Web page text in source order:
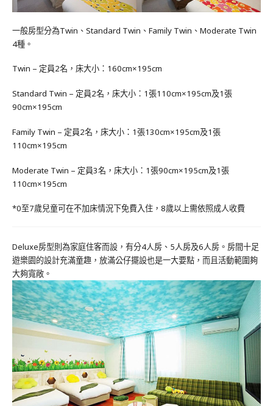
一般房型分為Twin、Standard Twin、Family Twin、Moderate Twin
4種。
Twin – 定員2名，床大小：160cm×195cm
Standard Twin – 定員2名，床大小：1張110cm×195cm及1張
90cm×195cm
Family Twin – 定員2名，床大小：1張130cm×195cm及1張
110cm×195cm
Moderate Twin – 定員3名，床大小：1張90cm×195cm及1張
110cm×195cm
*0至7歲兒童可在不加床情況下免費入住，8歲以上需依照成人收費
Deluxe房型則為家庭住客而設，有分4人房、5人房及6人房。房間十足
遊樂園的設計充滿童趣，放滿公仔擺設也是一大要點，而且活動範圍夠
大夠寬敞。